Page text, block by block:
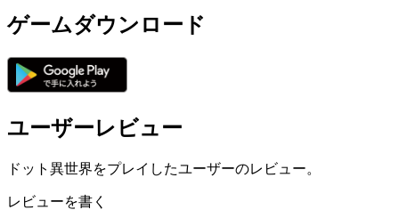
ゲームダウンロード
ユーザーレビュー
ドット異世界をプレイしたユーザーのレビュー。
レビューを書く